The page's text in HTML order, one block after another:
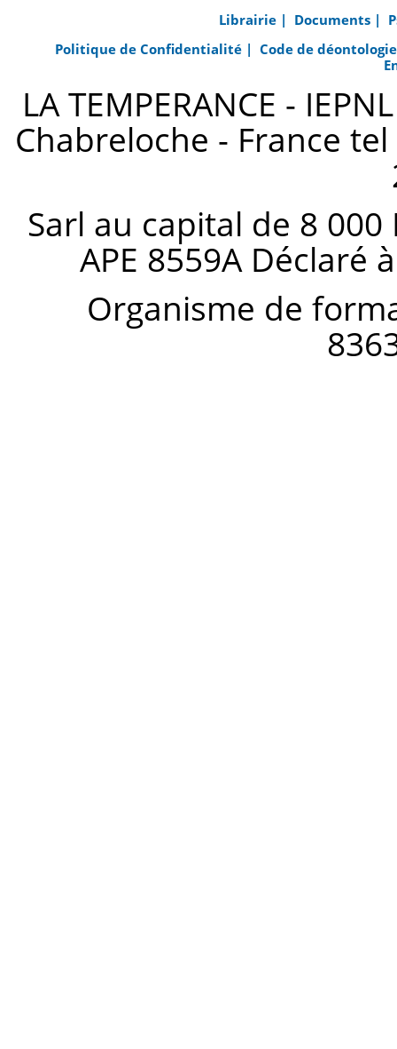
Librairie | Documents |
Politique de Confidentialité | Code de
LA TEMPERANCE -
Chabreloche - France
Sarl au capital de 8 000
APE 8559A Déclaré
Organisme de